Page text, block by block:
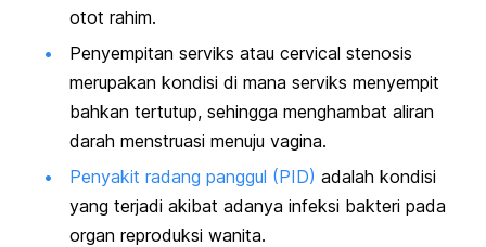
otot rahim.
Penyempitan serviks atau cervical stenosis
merupakan kondisi di mana serviks menyempit
bahkan tertutup, sehingga menghambat aliran
darah menstruasi menuju vagina.
Penyakit radang panggul (PID) adalah kondisi
yang terjadi akibat adanya infeksi bakteri pada
organ reproduksi wanita.